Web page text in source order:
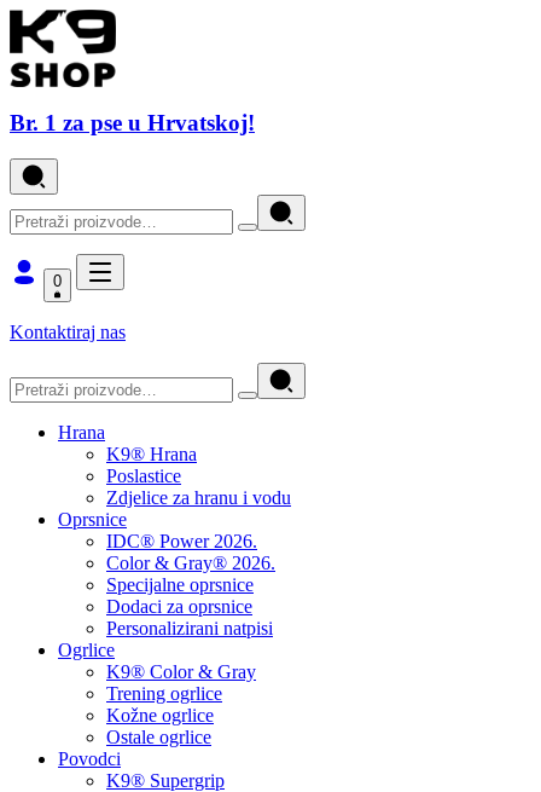
Br. 1 za pse u Hrvatskoj!
0
Kontaktiraj nas
Hrana
K9® Hrana
Poslastice
Zdjelice za hranu i vodu
Oprsnice
IDC® Power 2026.
Color & Gray® 2026.
Specijalne oprsnice
Dodaci za oprsnice
Personalizirani natpisi
Ogrlice
K9® Color & Gray
Trening ogrlice
Kožne ogrlice
Ostale ogrlice
Povodci
K9® Supergrip